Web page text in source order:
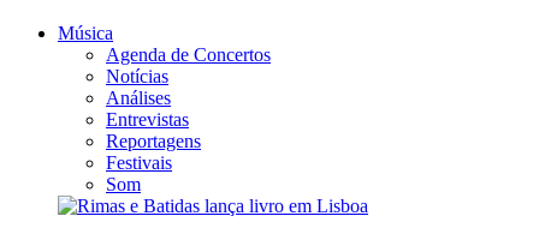
Música
Agenda de Concertos
Notícias
Análises
Entrevistas
Reportagens
Festivais
Som